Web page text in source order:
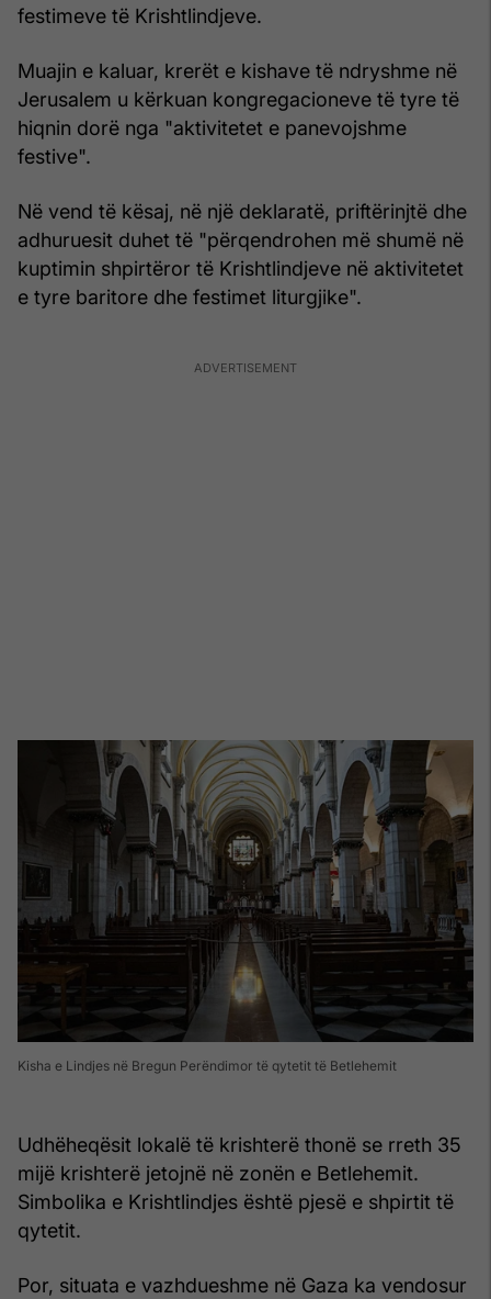
festimeve të Krishtlindjeve.
Muajin e kaluar, krerët e kishave të ndryshme në
Jerusalem u kërkuan kongregacioneve të tyre të
hiqnin dorë nga "aktivitetet e panevojshme
festive".
Në vend të kësaj, në një deklaratë, priftërinjtë dhe
adhuruesit duhet të "përqendrohen më shumë në
kuptimin shpirtëror të Krishtlindjeve në aktivitetet
e tyre baritore dhe festimet liturgjike".
Kisha e Lindjes në Bregun Perëndimor të qytetit të Betlehemit
Udhëheqësit lokalë të krishterë thonë se rreth 35
mijë krishterë jetojnë në zonën e Betlehemit.
Simbolika e Krishtlindjes është pjesë e shpirtit të
qytetit.
Por, situata e vazhdueshme në Gaza ka vendosur